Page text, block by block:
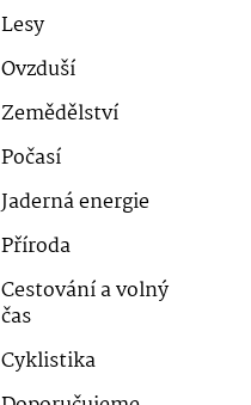
Lesy
Ovzduší
Zemědělství
Počasí
Jaderná energie
Příroda
Cestování a volný
čas
Cyklistika